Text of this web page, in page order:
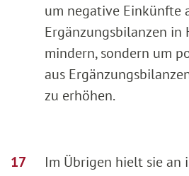
um negative Einkünfte
Ergänzungsbilanzen in
mindern, sondern um
aus
zu erhöhen.
Im Übrigen hielt sie an